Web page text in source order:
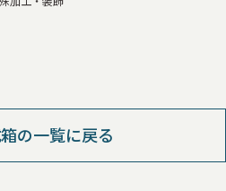
の一覧に戻る